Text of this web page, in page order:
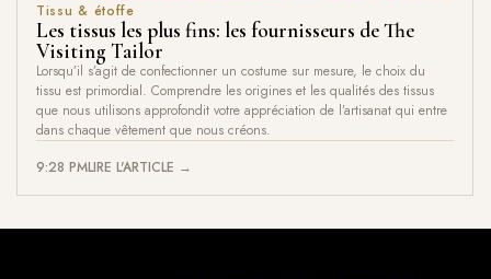
Tissu & étoffe
Les tissus les plus fins: les fournisseurs de The
Visiting Tailor
Lorsqu’il s’agit de confectionner un costume sur mesure, le choix du
tissu est primordial. Comprendre les origines et les qualités des tissus
que nous utilisons approfondit votre appréciation de l’artisanat qui entre
dans chaque vêtement que nous créons.
9:28 PMLIRE L'ARTICLE →